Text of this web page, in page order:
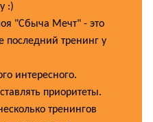
:)
"Сбыча Мечт" - это
последний тренинг у
интересного.
приоритеты.
тренингов